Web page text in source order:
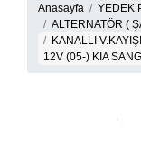
Anasayfa YEDEK
ALTERNATÖR (
KANALLI
12V (05-) KIA